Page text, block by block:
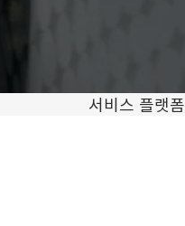
서비스 플랫폼